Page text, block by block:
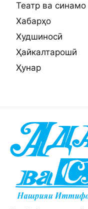
Театр ва синамо
Хабарҳо
Худшиносӣ
Ҳайкалтарошӣ
Ҳунар